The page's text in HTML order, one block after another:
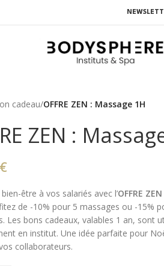
cadeau/OFFRE ZEN : Massage 1H
ZEN :
€
bien-être à vos salariés avec l’OFFRE
de -10% pour 5 massages ou -15%
Les bons cadeaux, valables 1 an, sont
en institut. Une idée parfaite pour
vos collaborateurs.